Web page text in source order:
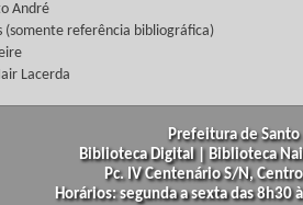
André
referência bibliográfica)
Lacerda
Prefeitura de
Biblioteca Digital | Biblioteca
Pc. IV Centenário S/N,
Horários: segunda a sexta das